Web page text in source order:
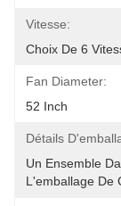
Vitesse:
Choix De 6
Fan Diameter:
52 Inch
Détails
Un Ensemble
L'emballage De